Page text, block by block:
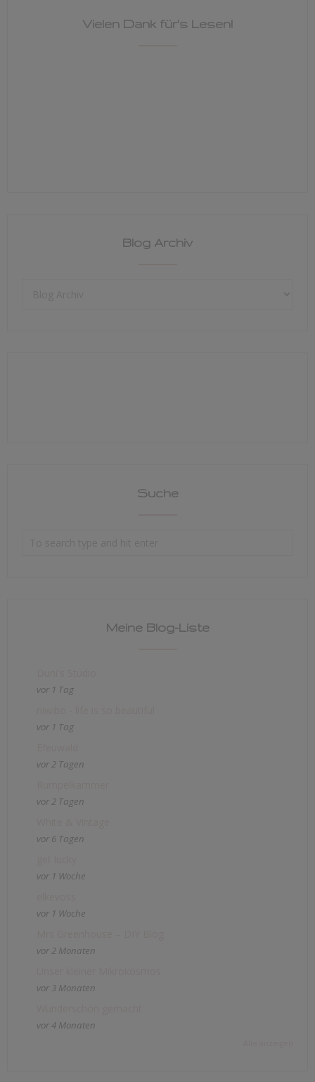
Vielen Dank für's Lesen!
Blog Archiv
Suche
Meine Blog-Liste
vor 1 Tag
vor 1 Tag
vor 2 Tagen
vor 2 Tagen
vor 6 Tagen
vor 1 Woche
vor 1 Woche
vor 2 Monaten
vor 3 Monaten
vor 4 Monaten